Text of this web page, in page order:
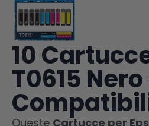
10
T0615
Queste Cartucce per